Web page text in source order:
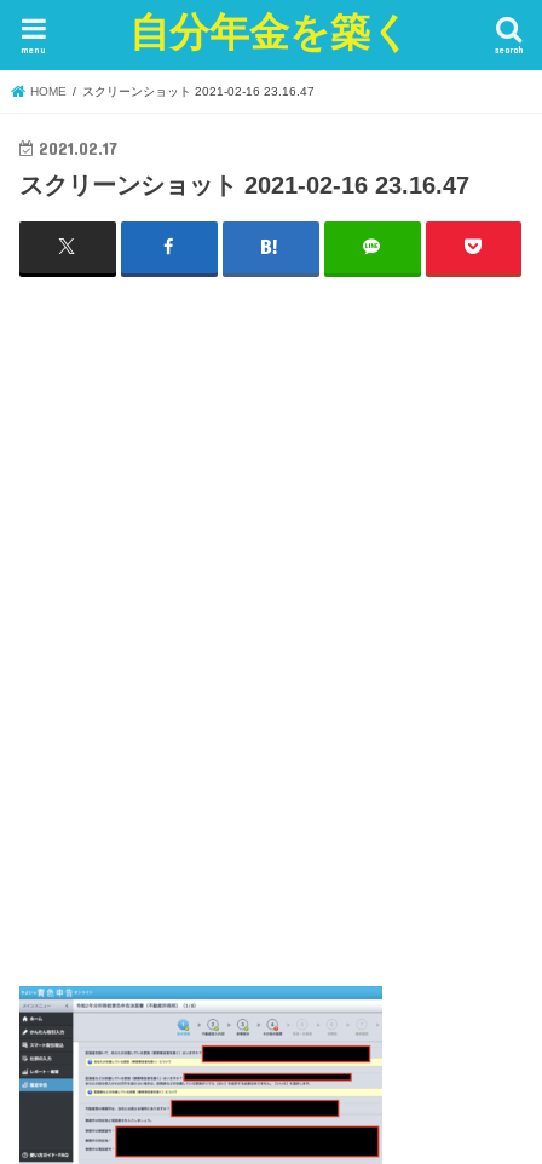
自分年金を築く search
menu
HOME スクリーンショット 2021-02-16 23.16.47
2021.02.17
スクリーンショット 2021-02-16 23.16.47